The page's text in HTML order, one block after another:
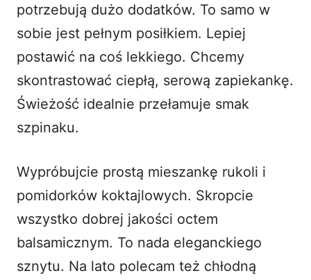
potrzebują dużo dodatków. To samo w
sobie jest pełnym posiłkiem. Lepiej
postawić na coś lekkiego. Chcemy
skontrastować ciepłą, serową zapiekankę.
Świeżość idealnie przełamuje smak
szpinaku.
Wypróbujcie prostą mieszankę rukoli i
pomidorków koktajlowych. Skropcie
wszystko dobrej jakości octem
balsamicznym. To nada eleganckiego
sznytu. Na lato polecam też chłodną